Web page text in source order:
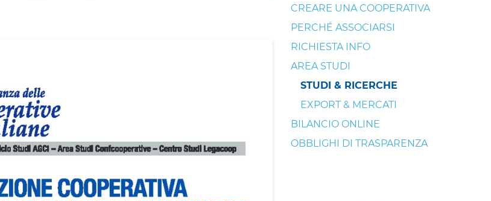
CREARE UNA COOPERATIVA
PERCHÉ ASSOCIARSI
RICHIESTA INFO
AREA STUDI
STUDI & RICERCHE
EXPORT & MERCATI
BILANCIO ONLINE
OBBLIGHI DI TRASPARENZA